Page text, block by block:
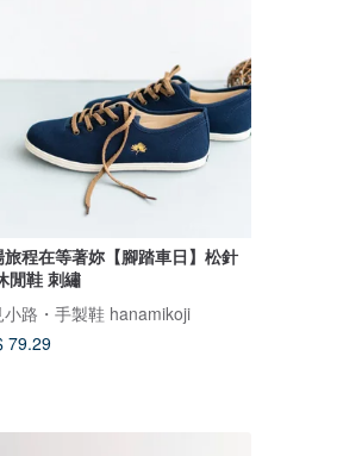
旅程在等著妳【腳踏車日】松針
閒鞋 刺繡
小路・手製鞋 hanamikoji
79.29